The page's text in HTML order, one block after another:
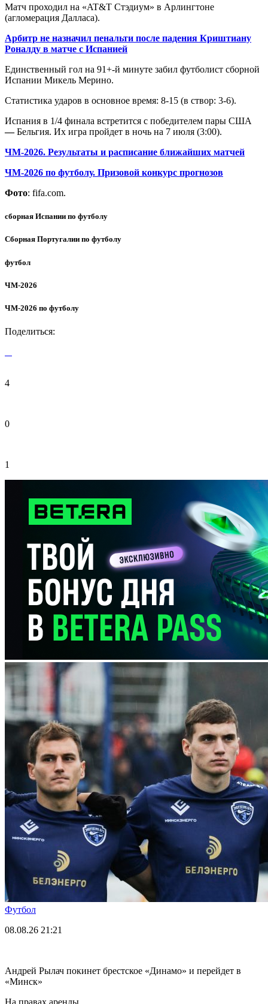
Матч проходил на «AT&T Стэдиум» в Арлингтоне
(агломерация Далласа).
Арбитр не назначил пенальти после падения Криштиану
Роналду в матче с Испанией
Единственный гол на 91+-й минуте забил футболист сборной
Испании Микель Мерино.
Статистика ударов в основное время: 8-15 (в створ: 3-6).
Испания в 1/4 финала встретится с победителем пары США
—Бельгия. Их игра пройдет в ночь на 7 июля (3:00).
ЧМ-2026. Результаты и расписание ближайших матчей
ЧМ-2026 по футболу. Призовой конкурс прогнозов
Фото: fifa.com.
сборная Испании по футболу
Сборная Португалии по футболу
футбол
ЧМ-2026
ЧМ-2026 по футболу
Поделиться:
4
0
1
Футбол
08.08.26 21:21
Андрей Рылач покинет брестское «Динамо» и перейдет в
«Минск»